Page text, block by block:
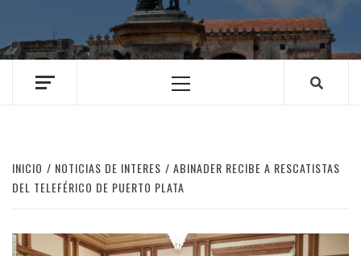
Menú
INICIO NOTICIAS DE INTERES
ABINADER RECIBE A RESCATISTAS
DEL TELEFÉRICO DE PUERTO PLATA